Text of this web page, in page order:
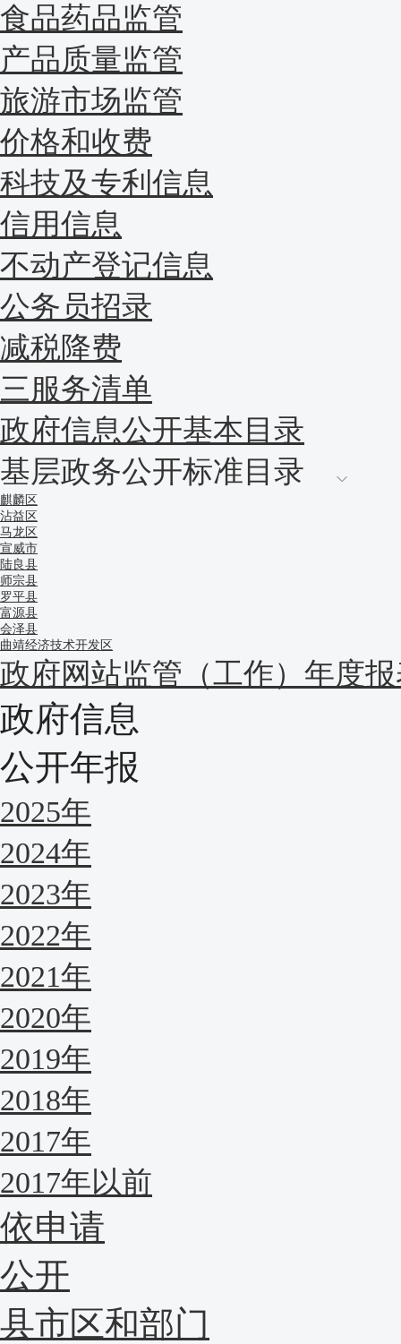
食品药品监管
产品质量监管
旅游市场监管
价格和收费
科技及专利信息
信用信息
不动产登记信息
公务员招录
减税降费
三服务清单
政府信息公开基本目录
基层政务公开标准目录
麒麟区
沾益区
马龙区
宣威市
陆良县
师宗县
罗平县
富源县
会泽县
曲靖经济技术开发区
政府网站监管（工作）年度
政府信息
公开年报
2025年
2024年
2023年
2022年
2021年
2020年
2019年
2018年
2017年
2017年以前
依申请
公开
县市区和部门